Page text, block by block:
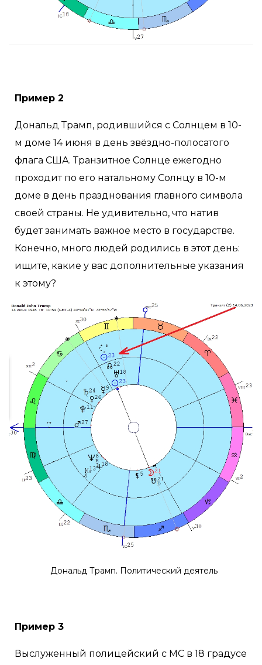
Пример 2
Дональд Трамп, родившийся с Солнцем в 10-
м доме 14 июня в день звёздно-полосатого
флага США. Транзитное Солнце ежегодно
проходит по его натальному Солнцу в 10-м
доме в день празднования главного символа
своей страны. Не удивительно, что натив
будет занимать важное место в государстве.
Конечно, много людей родились в этот день:
ищите, какие у вас дополнительные указания
к этому?
Дональд Трамп. Политический деятель
Пример 3
Выслуженный полицейский с МС в 18 градусе